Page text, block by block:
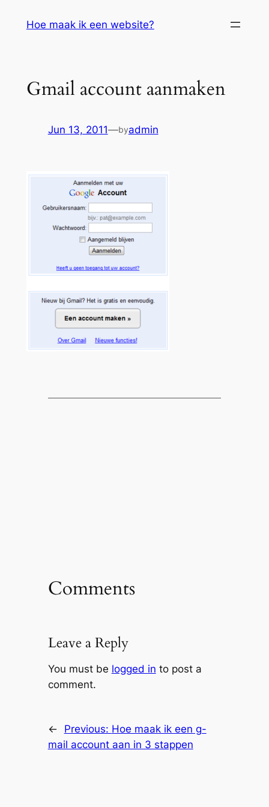
Hoe maak ik een website?
Gmail account aanmaken
Jun 13, 2011—byadmin
Comments
Leave a Reply
You must be logged in to post a
comment.
← Previous: Hoe maak ik een g-
mail account aan in 3 stappen